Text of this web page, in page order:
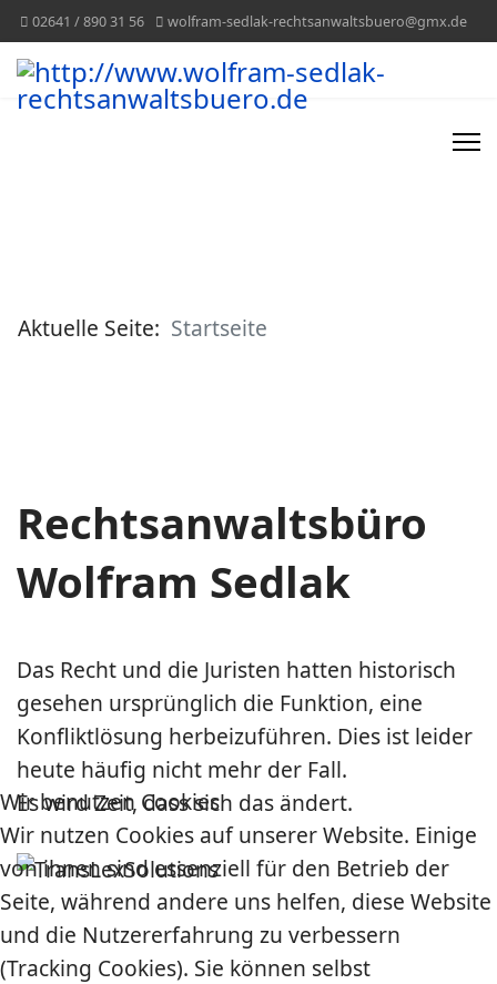
02641 / 890 31 56 wolfram-sedlak-rechtsanwaltsbuero@gmx.de
Aktuelle Seite: Startseite
Rechtsanwaltsbüro
Wolfram Sedlak
Das Recht und die Juristen hatten historisch
gesehen ursprünglich die Funktion, eine
Konfliktlösung herbeizuführen. Dies ist leider
heute häufig nicht mehr der Fall.
Es wird Zeit, dass sich das ändert.
Wir benutzen Cookies
Wir nutzen Cookies auf unserer Website. Einige
von ihnen sind essenziell für den Betrieb der
Seite, während andere uns helfen, diese Website
und die Nutzererfahrung zu verbessern
(Tracking Cookies). Sie können selbst